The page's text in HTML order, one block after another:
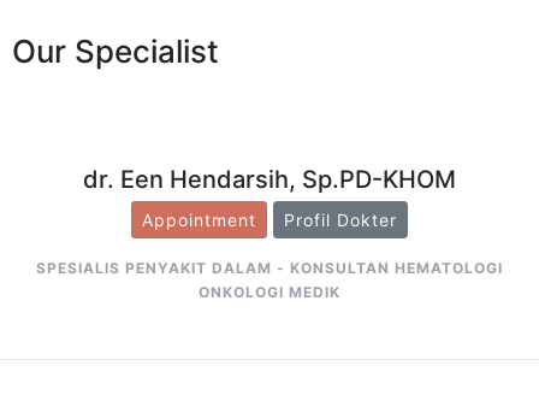
Our Specialist
dr. Een Hendarsih, Sp.PD-KHOM
Appointment Profil Dokter
SPESIALIS PENYAKIT DALAM - KONSULTAN HEMATOLOGI
ONKOLOGI MEDIK